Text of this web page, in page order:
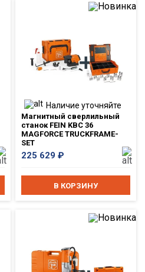
Наличие уточняйте
Магнитный сверлильный
станок FEIN KBC 36
MAGFORCE TRUCKFRAME-
SET
225 629₽
В КОРЗИНУ